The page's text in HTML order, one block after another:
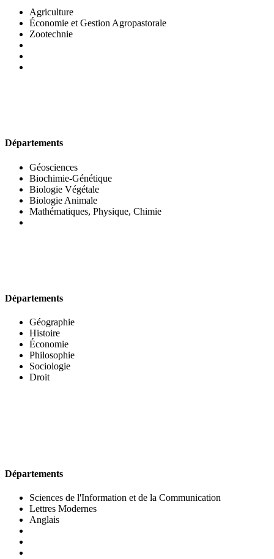
Agriculture
Économie et Gestion Agropastorale
Zootechnie
Départements
Géosciences
Biochimie-Génétique
Biologie Végétale
Biologie Animale
Mathématiques, Physique, Chimie
Départements
Géographie
Histoire
Économie
Philosophie
Sociologie
Droit
Départements
Sciences de l'Information et de la Communication
Lettres Modernes
Anglais